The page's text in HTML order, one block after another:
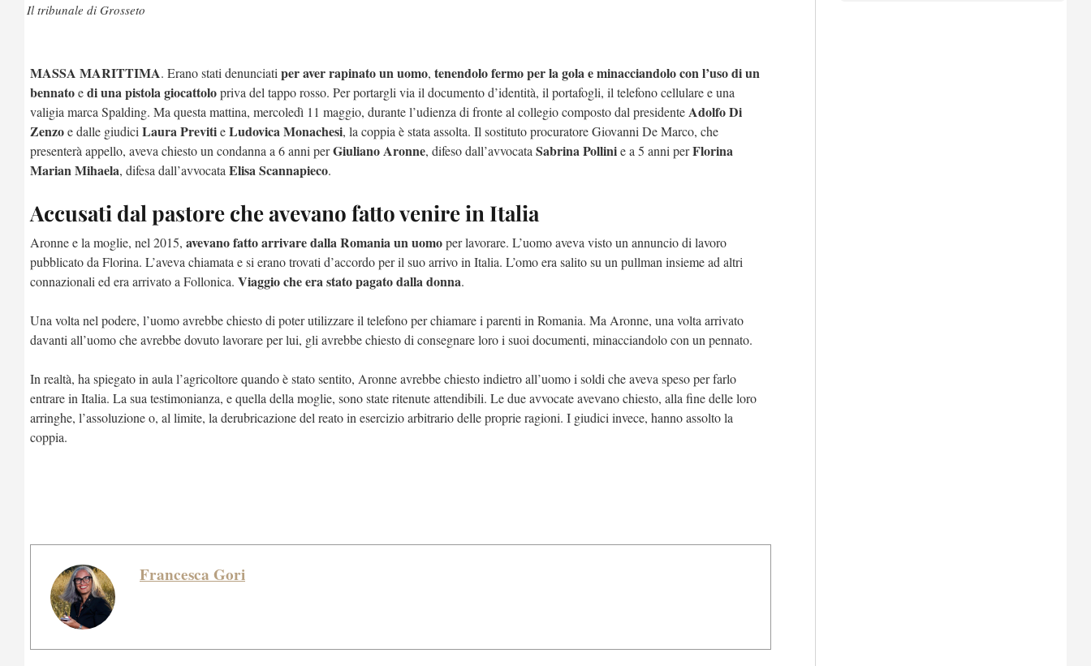
Il tribunale di Grosseto
MASSA MARITTIMA. Erano stati denunciati per aver rapinato un uomo, tenendolo fermo per la gola e minacciandolo con l’uso di un
bennatoedi una pistola giocattolopriva del tappo rosso. Per portargli via il documento d’identità, il portafogli, il telefono cellulare e una
valigia marca Spalding. Ma questa mattina, mercoledì 11 maggio, durante l’udienza di fronte al collegio composto dal presidenteAdolfo Di
Zenzoe dalle giudici Laura PrevitieLudovica Monachesi, la coppia è stata assolta. Il sostituto procuratore Giovanni De Marco, che
presenterà appello, aveva chiesto un condanna a 6 anni perGiuliano Aronne, difeso dall’avvocata Sabrina Pollinie a 5 anni perFlorina
Marian Mihaela, difesa dall’avvocata Elisa Scannapieco.
Accusati dal pastore che avevano fatto venire in Italia
Aronne e la moglie, nel 2015, avevano fatto arrivare dalla Romania un uomoper lavorare. L’uomo aveva visto un annuncio di lavoro
pubblicato da Florina. L’aveva chiamata e si erano trovati d’accordo per il suo arrivo in Italia. L’omo era salito su un pullman insieme ad altri
connazionali ed era arrivato a Follonica. Viaggio che era stato pagato dalla donna.
Una volta nel podere, l’uomo avrebbe chiesto di poter utilizzare il telefono per chiamare i parenti in Romania. Ma Aronne, una volta arrivato
davanti all’uomo che avrebbe dovuto lavorare per lui, gli avrebbe chiesto di consegnare loro i suoi documenti, minacciandolo con un pennato.
In realtà, ha spiegato in aula l’agricoltore quando è stato sentito, Aronne avrebbe chiesto indietro all’uomo i soldi che aveva speso per farlo
entrare in Italia. La sua testimonianza, e quella della moglie, sono state ritenute attendibili. Le due avvocate avevano chiesto, alla fine delle loro
arringhe, l’assoluzione o, al limite, la derubricazione del reato in esercizio arbitrario delle proprie ragioni. I giudici invece, hanno assolto la
coppia.
Francesca Gori